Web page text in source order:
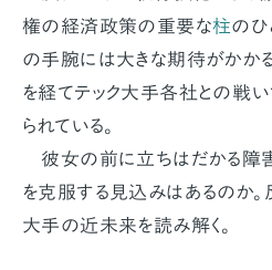
権の経済政策の重要な柱のひ
の手腕には大きな期待がかかる
を経てテック大手各社との戦
られている。
彼女の前に立ちはだかる障
を克服する見込みはあるのか。
大手の近未来を読み解く。